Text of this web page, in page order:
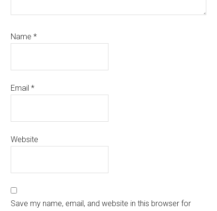
Name*
Email*
Website
Save my name, email, and website in this browser for